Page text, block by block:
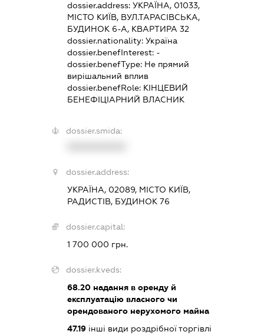
dossier.address:УКРАЇНА, 01033,
МІСТО КИЇВ, ВУЛ.ТАРАСІВСЬКА,
БУДИНОК 6-А, КВАРТИРА 32
dossier.nationality:Україна
dossier.benefInterest: -
dossier.benefType: Не прямий
вирішальний вплив
dossier.benefRole: КІНЦЕВИЙ
БЕНЕФІЦІАРНИЙ ВЛАСНИК
dossier.smida:
dossier.address:
УКРАЇНА, 02089, МІСТО КИЇВ,
РАДИСТІВ, БУДИНОК 76
dossier.capital:
1 700 000 грн.
dossier.kveds:
68.20 надання в оренду й
експлуатацію власного чи
орендованого нерухомого майна
47.19 інші види роздрібної торгівлі